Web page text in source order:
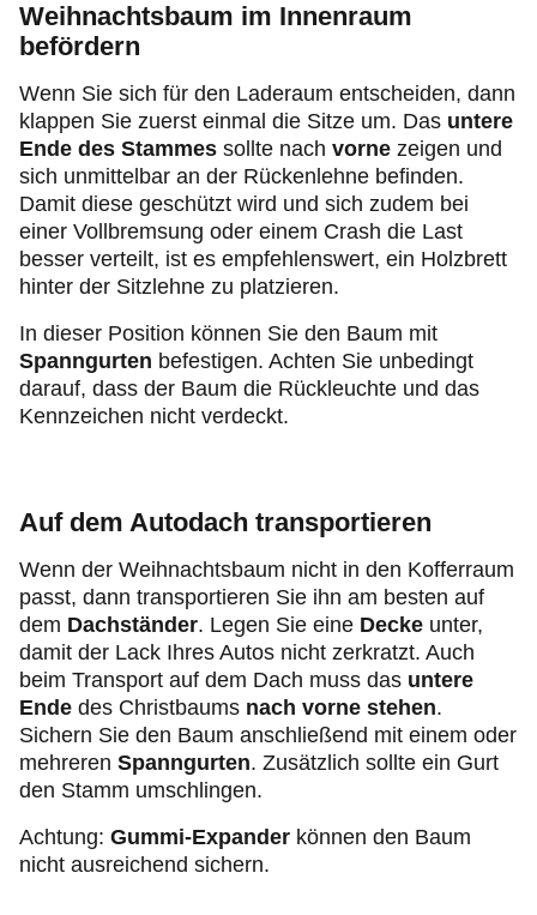
Weihnachtsbaum im Innenraum
befördern
Wenn Sie sich für den Laderaum entscheiden, dann
klappen Sie zuerst einmal die Sitze um. Das untere
Ende des Stammes sollte nach vorne zeigen und
sich unmittelbar an der Rückenlehne befinden.
Damit diese geschützt wird und sich zudem bei
einer Vollbremsung oder einem Crash die Last
besser verteilt, ist es empfehlenswert, ein Holzbrett
hinter der Sitzlehne zu platzieren.
In dieser Position können Sie den Baum mit
Spanngurten befestigen. Achten Sie unbedingt
darauf, dass der Baum die Rückleuchte und das
Kennzeichen nicht verdeckt.
Auf dem Autodach transportieren
Wenn der Weihnachtsbaum nicht in den Kofferraum
passt, dann transportieren Sie ihn am besten auf
dem Dachständer. Legen Sie eine Decke unter,
damit der Lack Ihres Autos nicht zerkratzt. Auch
beim Transport auf dem Dach muss das untere
Ende des Christbaums nach vorne stehen.
Sichern Sie den Baum anschließend mit einem oder
mehreren Spanngurten. Zusätzlich sollte ein Gurt
den Stamm umschlingen.
Achtung: Gummi-Expander können den Baum
nicht ausreichend sichern.